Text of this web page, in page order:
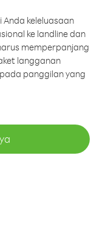
keleluasaan
ke landline dan
memperpanjang
langganan
panggilan yang